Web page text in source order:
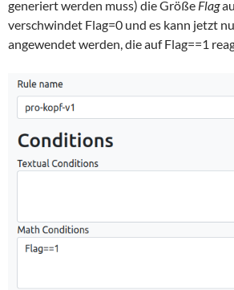
generiert werden muss) die Größe Flag
verschwindet Flag=0 und es kann jetzt
angewendet werden, die auf Flag==1